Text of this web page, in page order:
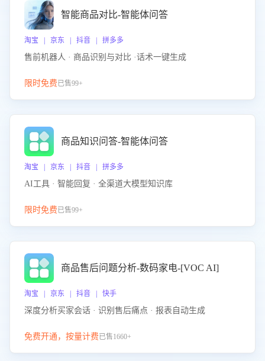
智能商品对比-智能体问答
淘宝 | 京东 | 抖音 | 拼多多
售前机器人 · 商品识别与对比 ·话术一键生成
限时免费已售99+
商品知识问答-智能体问答
淘宝 | 京东 | 抖音 | 拼多多
AI工具 · 智能回复 · 全渠道大模型知识库
限时免费已售99+
商品售后问题分析-数码家电-[VOC AI]
淘宝 | 京东 | 抖音 | 快手
深度分析买家会话 · 识别售后痛点 · 报表自动生成
免费开通，按量计费已售1660+